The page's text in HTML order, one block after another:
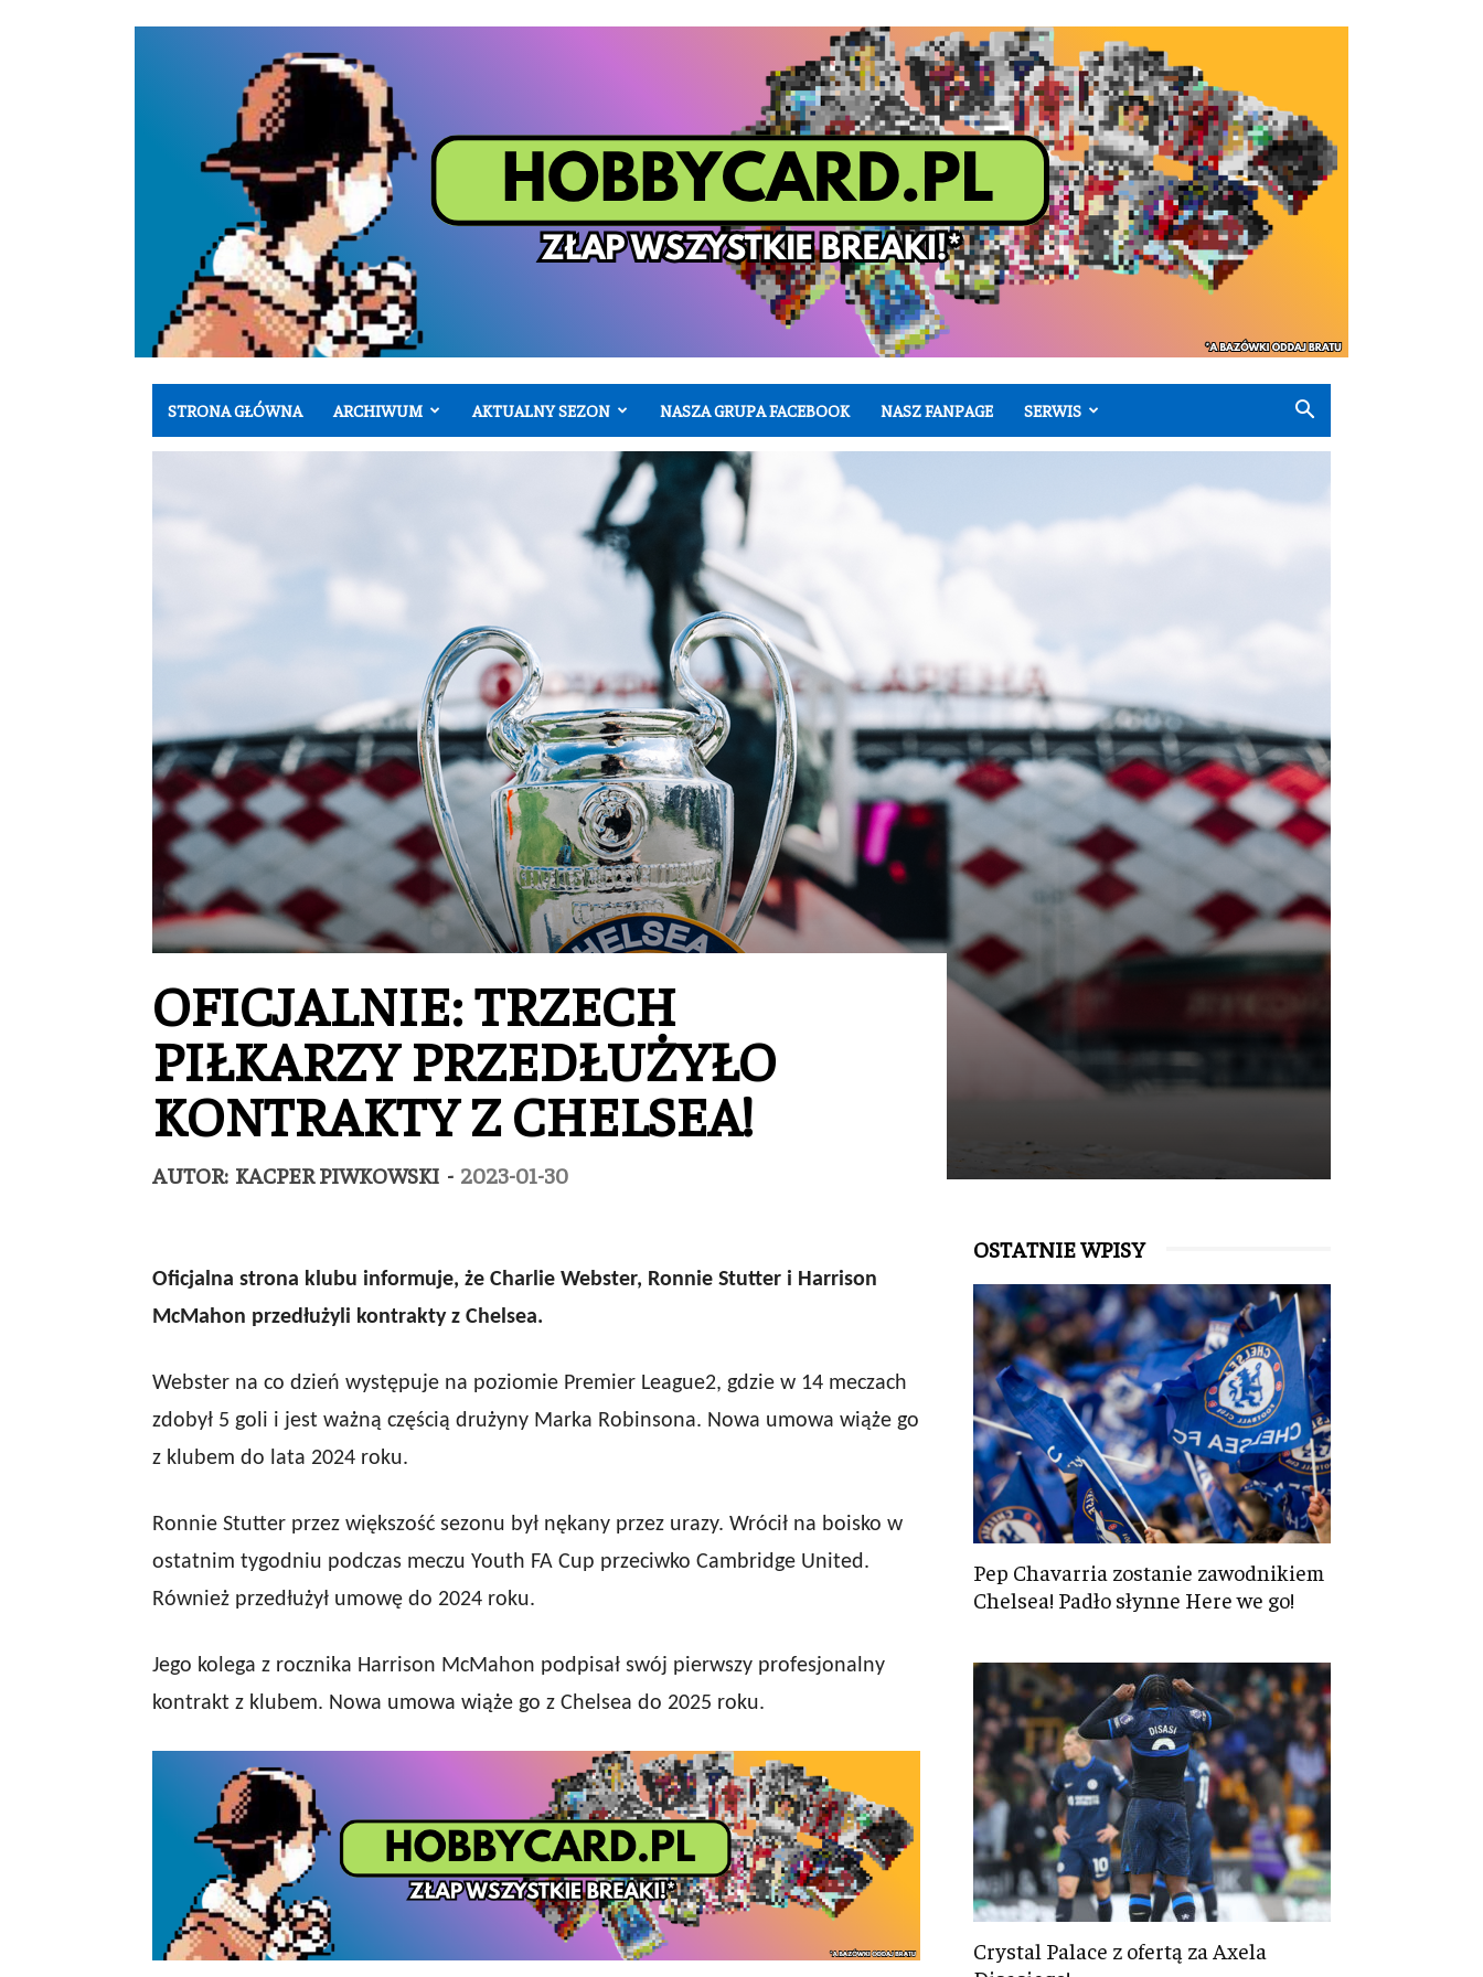
STRONA GŁÓWNA ARCHIWUM AKTUALNY SEZON NASZA GRUPA FACEBOOK NASZ FANPAGE SERWIS
OFICJALNIE: TRZECH
PIŁKARZY PRZEDŁUŻYŁO
KONTRAKTY Z CHELSEA!
AUTOR: KACPER PIWKOWSKI - 2023-01-30
Oficjalna strona klubu informuje, że Charlie Webster, Ronnie Stutter i Harrison
McMahon przedłużyli kontrakty z Chelsea.
Webster na co dzień występuje na poziomie Premier League2, gdzie w 14 meczach
zdobył 5 goli i jest ważną częścią drużyny Marka Robinsona. Nowa umowa wiąże go
z klubem do lata 2024 roku.
Ronnie Stutter przez większość sezonu był nękany przez urazy. Wrócił na boisko w
ostatnim tygodniu podczas meczu Youth FA Cup przeciwko Cambridge United.
Również przedłużył umowę do 2024 roku.
Jego kolega z rocznika Harrison McMahon podpisał swój pierwszy profesjonalny
kontrakt z klubem. Nowa umowa wiąże go z Chelsea do 2025 roku.
OSTATNIE WPISY
Pep Chavarria zostanie zawodnikiem
Chelsea! Padło słynne Here we go!
Crystal Palace z ofertą za Axela